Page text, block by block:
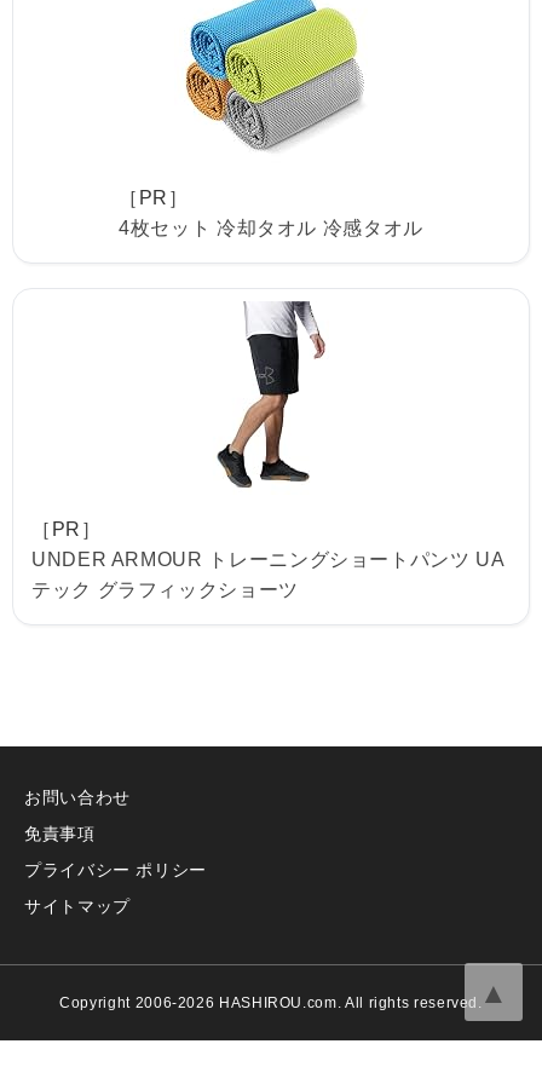
［PR］
4枚セット 冷却タオル 冷感タオル
［PR］
UNDER ARMOUR トレーニングショートパンツ UA
テック グラフィックショーツ
お問い合わせ
免責事項
プライバシー ポリシー
サイトマップ
Copyright 2006-2026 HASHIROU.com. All rights reserved. ▲